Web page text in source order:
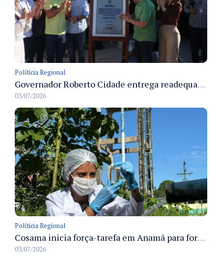
Políticia Regional
Governador Roberto Cidade entrega readequação do ambulatório da FCecon e amplia capacidade de atendimento oncológico em Manaus
03/07/2026
Políticia Regional
Cosama inicia força-tarefa em Anamã para fortalecer abastecimento de água e segurança hídrica da população
03/07/2026